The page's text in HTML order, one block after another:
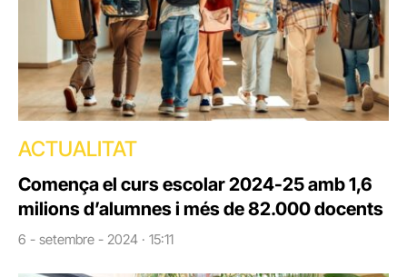
ACTUALITAT
Comença el curs escolar 2024-25 amb 1,6
milions d’alumnes i més de 82.000 docents
6 - setembre - 2024 · 15:11